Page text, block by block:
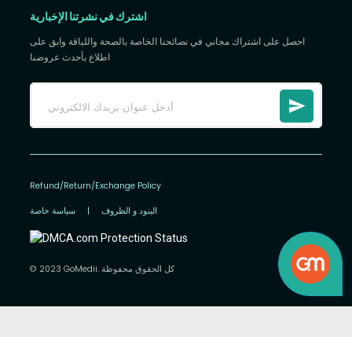
اشترك في نشرتنا الإخبارية
احصل على اشتراك مجاني في نصائحنا الخاصة بالصحة واللياقة وابق على
اطلاع بأحدث عروضنا
Refund/Return/Exchange Policy
سياسة خاصة | البنود و الظروف
© 2023 GoMedii. كل الحقوق محفوظة